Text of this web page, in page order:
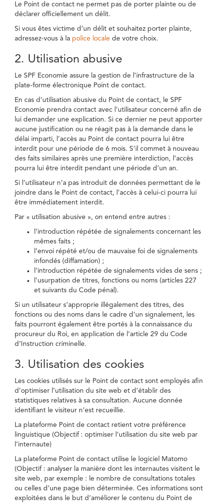
Le Point de contact ne permet pas de porter plainte ou de
déclarer officiellement un délit.
Si vous êtes victime d’un délit et souhaitez porter plainte,
adressez-vous à la police locale de votre choix.
2. Utilisation abusive
Le SPF Economie assure la gestion de l’infrastructure de la
plate-forme électronique Point de contact.
En cas d’utilisation abusive du Point de contact, le SPF
Economie prendra contact avec l’utilisateur concerné afin de
lui demander une explication. Si ce dernier ne peut apporter
aucune justification ou ne réagit pas à la demande dans le
délai imparti, l’accès au Point de contact pourra lui être
interdit pour une période de 6 mois. S’il commet à nouveau
des faits similaires après une première interdiction, l’accès
pourra lui être interdit pendant une période d’un an.
Si l’utilisateur n’a pas introduit de données permettant de le
joindre dans le Point de contact, l’accès à celui-ci pourra lui
être immédiatement interdit.
Par « utilisation abusive », on entend entre autres :
l’introduction répétée de signalements concernant les
mêmes faits ;
l’envoi répété et/ou de mauvaise foi de signalements
infondés (diffamation) ;
l’introduction répétée de signalements vides de sens ;
l’usurpation de titres, fonctions ou noms (articles 227
et suivants du Code pénal).
Si un utilisateur s’approprie illégalement des titres, des
fonctions ou des noms dans le cadre d’un signalement, les
faits pourront également être portés à la connaissance du
procureur du Roi, en application de l’article 29 du Code
d’Instruction criminelle.
3. Utilisation des cookies
Les cookies utilisés sur le Point de contact sont employés afin
d’optimiser l’utilisation du site web et d’établir des
statistiques relatives à sa consultation. Aucune donnée
identifiant le visiteur n’est recueillie.
La plateforme Point de contact retient votre préférence
linguistique (Objectif : optimiser l’utilisation du site web par
l’internaute)
La plateforme Point de contact utilise le logiciel Matomo
(Objectif : analyser la manière dont les internautes visitent le
site web, par exemple : le nombre de consultations totales
ou celles d’une page bien déterminée. Ces informations sont
exploitées dans le but d’améliorer le contenu du Point de